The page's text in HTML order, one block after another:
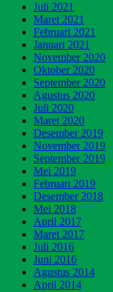
Juli 2021
Maret 2021
Februari 2021
Januari 2021
November 2020
Oktober 2020
September 2020
Agustus 2020
Juli 2020
Maret 2020
Desember 2019
November 2019
September 2019
Mei 2019
Februari 2019
Desember 2018
Mei 2018
April 2017
Maret 2017
Juli 2016
Juni 2016
Agustus 2014
April 2014